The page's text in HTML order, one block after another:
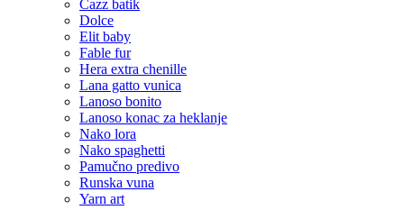
cazz batik
dolce
elit baby
fable fur
hera extra chenille
lana gatto vunica
lanoso bonito
lanoso konac za heklanje
nako lora
nako spaghetti
pamučno predivo
runska vuna
yarn art